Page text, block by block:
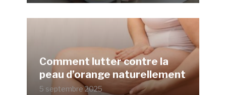
Comment lutter contre la
peau d’orange naturellement
5 septembre 2025